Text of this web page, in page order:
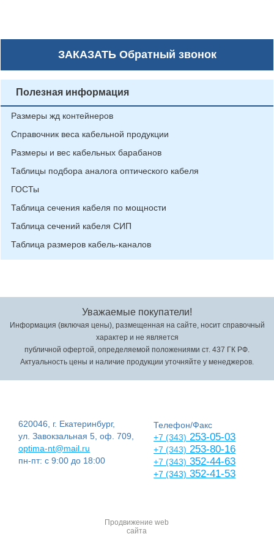
ЗАКАЗАТЬОбратный звонок
Полезная информация
Размеры жд контейнеров
Справочник веса кабельной продукции
Размеры и вес кабельных барабанов
Таблицы подбора аналога оптического кабеля
ГОСТы
Таблица сечения кабеля по мощности
Таблица сечений кабеля СИП
Таблица размеров кабель-каналов
Уважаемые покупатели!
Информация (включая цены), размещенная на сайте, носит справочный
характер и не является
публичной офертой, определяемой положениями ст. 437 ГК РФ.
Актуальность цены и наличие продукции уточняйте у менеджеров.
620046, г. Екатеринбург,
ул. Завокзальная 5, оф. 709,
optima-nt@mail.ru
пн-пт: с 9:00 до 18:00
Телефон/Факс
+7 (343) 253-05-03
+7 (343) 253-80-16
+7 (343) 352-44-63
+7 (343) 352-41-53
Продвижение web
сайта